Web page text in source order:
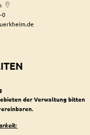
0
der Verwaltung bitten